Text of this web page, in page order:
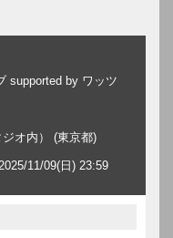
supported by ワッツ
オ内） (東京都)
11/09(日) 23:59